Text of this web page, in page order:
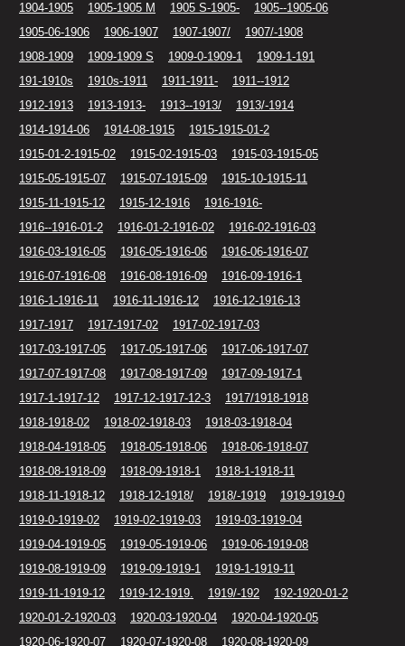
1904-1905
1905-1905 M 1905 S-1905-
1905--1905-06
1905-06-1906
1906-1907 1907-1907/
1907/-1908
1908-1909
1909-1909 S 1909-0-1909-1
1909-1-191
191-1910s
1910s-1911 1911-1911-
1911--1912
1912-1913
1913-1913- 1913--1913/
1913/-1914
1914-1914-06
1914-08-1915
1915-1915-01-2
1915-01-2-1915-02
1915-02-1915-03
1915-03-1915-05
1915-05-1915-07
1915-07-1915-09
1915-10-1915-11
1915-11-1915-12
1915-12-1916
1916-1916-
1916--1916-01-2
1916-01-2-1916-02
1916-02-1916-03
1916-03-1916-05
1916-05-1916-06
1916-06-1916-07
1916-07-1916-08
1916-08-1916-09
1916-09-1916-1
1916-1-1916-11
1916-11-1916-12
1916-12-1916-13
1917-1917
1917-1917-02
1917-02-1917-03
1917-03-1917-05
1917-05-1917-06
1917-06-1917-07
1917-07-1917-08
1917-08-1917-09
1917-09-1917-1
1917-1-1917-12
1917-12-1917-12-3
1917/1918-1918
1918-1918-02
1918-02-1918-03
1918-03-1918-04
1918-04-1918-05
1918-05-1918-06
1918-06-1918-07
1918-08-1918-09
1918-09-1918-1
1918-1-1918-11
1918-11-1918-12
1918-12-1918/ 1918/-1919
1919-1919-0
1919-0-1919-02
1919-02-1919-03
1919-03-1919-04
1919-04-1919-05
1919-05-1919-06
1919-06-1919-08
1919-08-1919-09
1919-09-1919-1
1919-1-1919-11
1919-11-1919-12
1919-12-1919. 1919/-192
192-1920-01-2
1920-01-2-1920-03
1920-03-1920-04
1920-04-1920-05
1920-06-1920-07
1920-07-1920-08
1920-08-1920-09